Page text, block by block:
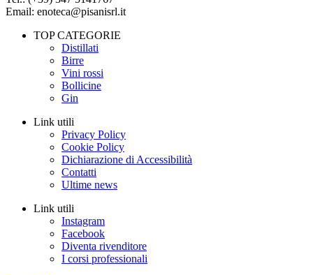
Email: enoteca@pisanisrl.it
TOP CATEGORIE
Distillati
Birre
Vini rossi
Bollicine
Gin
Link utili
Privacy Policy
Cookie Policy
Dichiarazione di Accessibilità
Contatti
Ultime news
Link utili
Instagram
Facebook
Diventa rivenditore
I corsi professionali